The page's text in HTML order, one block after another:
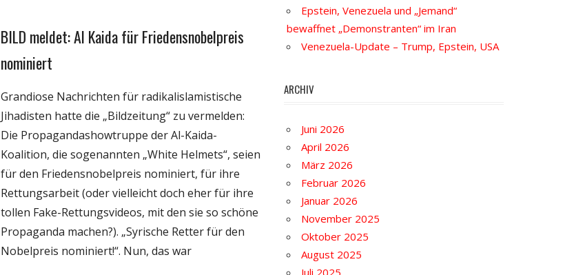
Gesellschaft
Medien
Wissenschaft
BILD meldet: Al Kaida für Friedensnobelpreis
nominiert
Grandiose Nachrichten für radikalislamistische
Jihadisten hatte die „Bildzeitung“ zu vermelden:
Die Propagandashowtruppe der Al-Kaida-
Koalition, die sogenannten „White Helmets“, seien
für den Friedensnobelpreis nominiert, für ihre
Rettungsarbeit (oder vielleicht doch eher für ihre
tollen Fake-Rettungsvideos, mit den sie so schöne
Propaganda machen?). „Syrische Retter für den
Nobelpreis nominiert!“. Nun, das war
Epstein, Venezuela und „Jemand“
bewaffnet „Demonstranten“ im Iran
Venezuela-Update – Trump, Epstein, USA
ARCHIV
Juni 2026
April 2026
März 2026
Februar 2026
Januar 2026
November 2025
Oktober 2025
August 2025
Juli 2025